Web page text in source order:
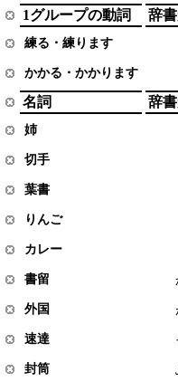
1グループの動詞 辞
練る・練ります
かかる・かかります
名詞 辞
姉
切手
葉書
りんご
カレー
書留
外国
速達
封筒